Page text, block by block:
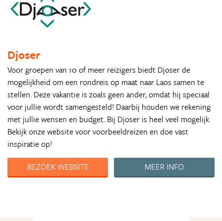
Djoser
Voor groepen van 10 of meer reizigers biedt Djoser de
mogelijkheid om een rondreis op maat naar Laos samen te
stellen. Deze vakantie is zoals geen ander, omdat hij speciaal
voor jullie wordt samengesteld! Daarbij houden we rekening
met jullie wensen en budget. Bij Djoser is heel veel mogelijk.
Bekijk onze website voor voorbeeldreizen en doe vast
inspiratie op!
BEZOEK WEBSITE
MEER INFO